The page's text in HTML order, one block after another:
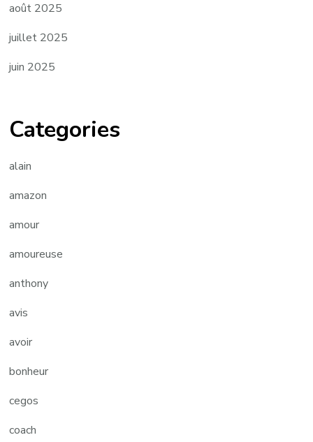
août 2025
juillet 2025
juin 2025
Categories
alain
amazon
amour
amoureuse
anthony
avis
avoir
bonheur
cegos
coach